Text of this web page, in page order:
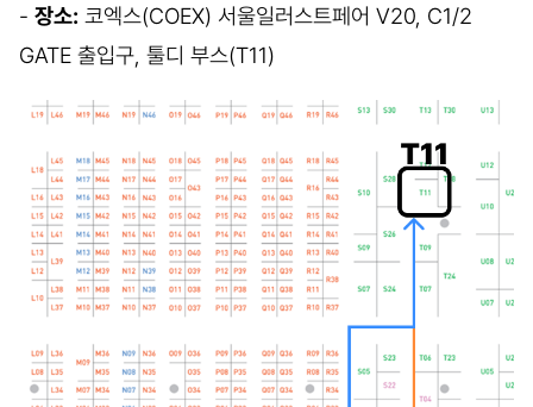
- 장소: 코엑스(COEX) 서울일러스트페어 V20, C1/2
GATE 출입구, 툴디 부스(T11)